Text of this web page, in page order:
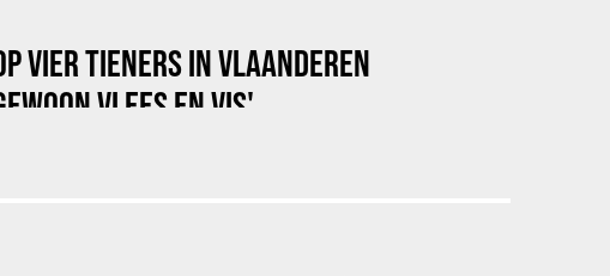
VIER TIENERS IN VLAANDEREN
VLEES EN VIS'